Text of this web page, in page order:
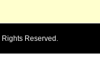
Reserved.